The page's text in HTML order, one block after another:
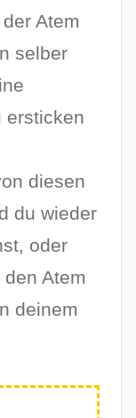
Atem
selber
ersticken
diesen
du wieder
oder
Atem
deinem